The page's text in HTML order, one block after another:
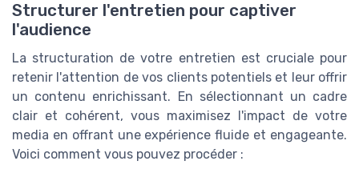
Structurer l'entretien pour captiver
l'audience
La structuration de votre entretien est cruciale pour
retenir l'attention de vos clients potentiels et leur offrir
un contenu enrichissant. En sélectionnant un cadre
clair et cohérent, vous maximisez l'impact de votre
media en offrant une expérience fluide et engageante.
Voici comment vous pouvez procéder :